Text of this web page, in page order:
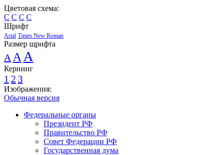
Цветовая схема:
C C C C
Шрифт
Arial Times New Roman
Размер шрифта
A A A
Кернинг
1 2 3
Изображения:
Обычная версия
Федеральные органы
Президент РФ
Правительство РФ
Совет Федерации РФ
Государственная дума